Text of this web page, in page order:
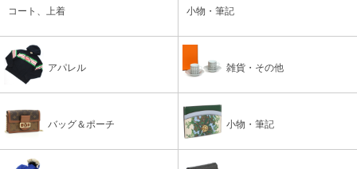
コート、上着 小物・筆記
アパレル 雑貨・その他
バッグ＆ポーチ 小物・筆記